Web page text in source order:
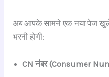
अब आपके सामने एक नया पेज
भरनी होगी:
CN नंबर (Consumer